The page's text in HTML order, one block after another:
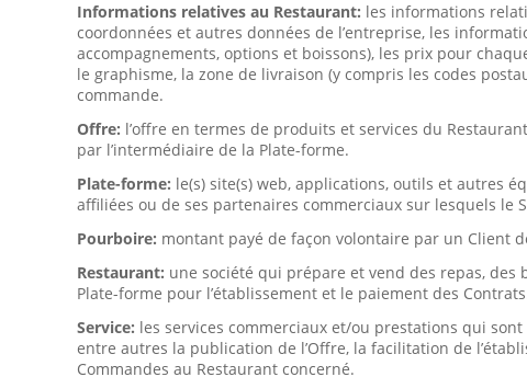
Informations relatives au Restaurant: les informations
coordonnées et autres données de l’entreprise, les
accompagnements, options et boissons), les prix pour
le graphisme, la zone de livraison (y compris les codes
commande.
Offre: l’offre en termes de produits et services du
par l’intermédiaire de la Plate-forme.
Plate-forme: le(s) site(s) web, applications, outils et autres
affiliées ou de ses partenaires commerciaux sur lesquels le
Pourboire: montant payé de façon volontaire par un Client
Restaurant: une société qui prépare et vend des repas, des
Plate-forme pour l’établissement et le paiement des
Service: les services commerciaux et/ou prestations qui
entre autres la publication de l’Offre, la facilitation de
Commandes au Restaurant concerné.